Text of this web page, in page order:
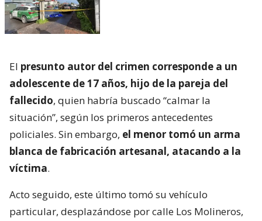
El presunto autor del crimen corresponde a un
adolescente de 17 años, hijo de la pareja del
fallecido, quien habría buscado “calmar la
situación”, según los primeros antecedentes
policiales. Sin embargo, el menor tomó un arma
blanca de fabricación artesanal, atacando a la
víctima.
Acto seguido, este último tomó su vehículo
particular, desplazándose por calle Los Molineros,